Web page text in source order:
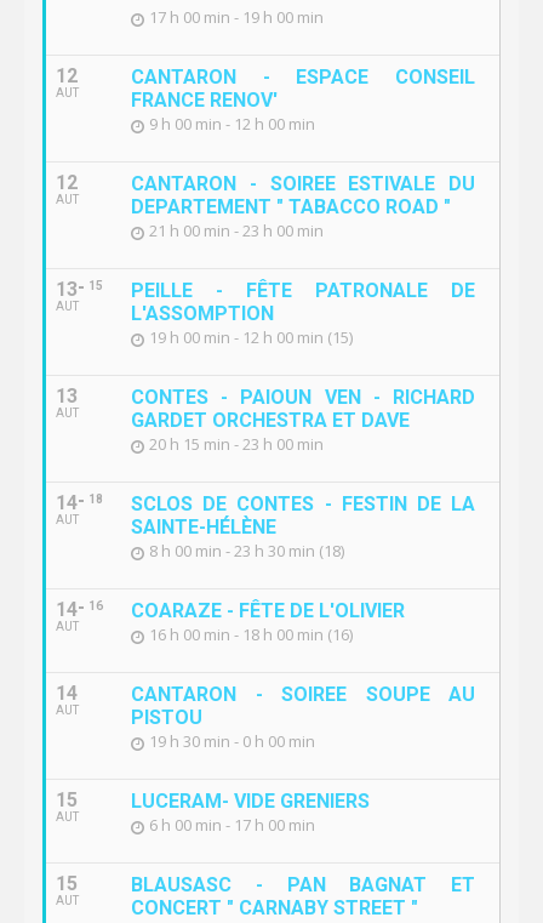
17 h 00 min - 19 h 00 min
12
AUT
CANTARON - ESPACE CONSEIL
FRANCE RENOV'
9 h 00 min - 12 h 00 min
12
AUT
CANTARON - SOIREE ESTIVALE DU
DEPARTEMENT " TABACCO ROAD "
21 h 00 min - 23 h 00 min
13
AUT
15
PEILLE - FÊTE PATRONALE DE
L'ASSOMPTION
19 h 00 min - 12 h 00 min (15)
13
AUT
CONTES - PAIOUN VEN - RICHARD
GARDET ORCHESTRA ET DAVE
20 h 15 min - 23 h 00 min
14
AUT
18
SCLOS DE CONTES - FESTIN DE LA
SAINTE-HÉLÈNE
8 h 00 min - 23 h 30 min (18)
14
AUT
16 COARAZE - FÊTE DE L'OLIVIER
16 h 00 min - 18 h 00 min (16)
14
AUT
CANTARON - SOIREE SOUPE AU
PISTOU
19 h 30 min - 0 h 00 min
15
AUT
LUCERAM- VIDE GRENIERS
6 h 00 min - 17 h 00 min
15
AUT
BLAUSASC - PAN BAGNAT ET
CONCERT " CARNABY STREET "